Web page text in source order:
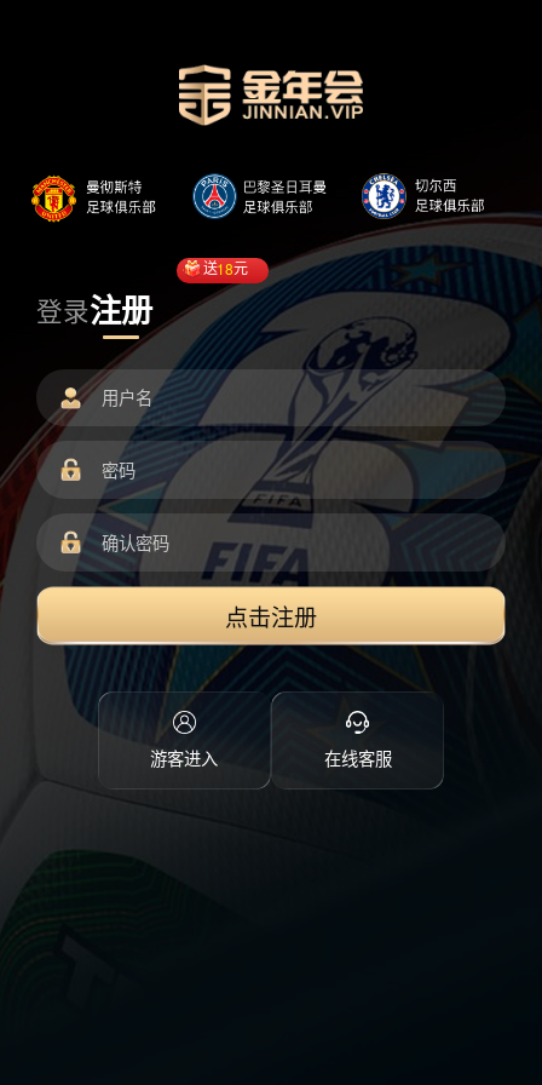
登录注册
送18元
点击注册
游客进入 在线客服